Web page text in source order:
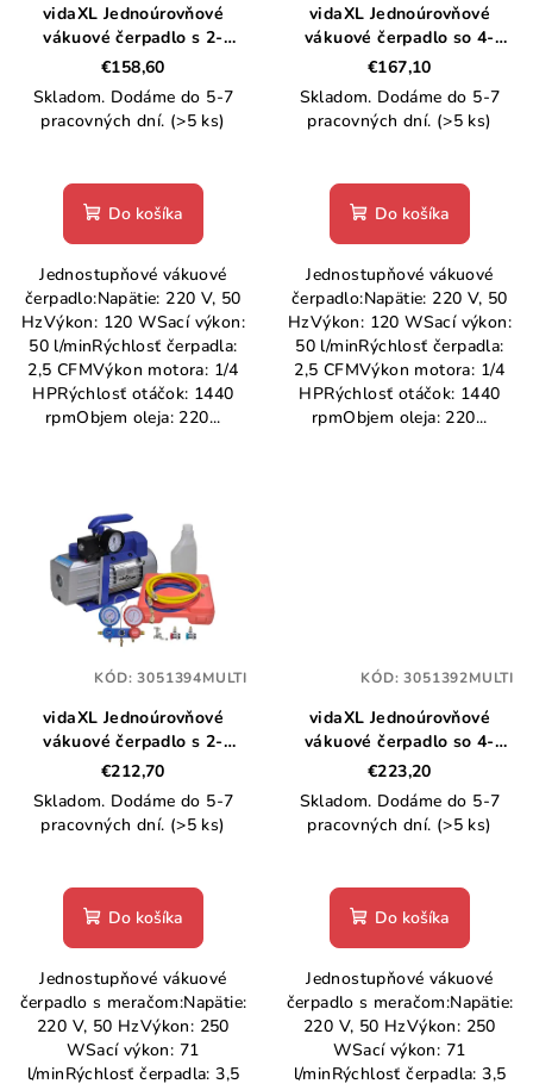
vidaXL Jednoúrovňové
vákuové čerpadlo s 2-
cestným potrubným
meradlom
€158,60
Skladom. Dodáme do 5-7
pracovných dní. (>5 ks)
Do košíka
Jednostupňové vákuové
čerpadlo:Napätie: 220 V, 50
HzVýkon: 120 WSací výkon:
50 l/minRýchlosť čerpadla:
2,5 CFMVýkon motora: 1/4
HPRýchlosť otáčok: 1440
rpmObjem oleja: 220...
vidaXL Jednoúrovňové
vákuové čerpadlo so 4-
cestným potrubným
meradlom
€167,10
Skladom. Dodáme do 5-7
pracovných dní. (>5 ks)
Do košíka
Jednostupňové vákuové
čerpadlo:Napätie: 220 V, 50
HzVýkon: 120 WSací výkon:
50 l/minRýchlosť čerpadla:
2,5 CFMVýkon motora: 1/4
HPRýchlosť otáčok: 1440
rpmObjem oleja: 220...
vidaXL Jednoúrovňové
vákuové čerpadlo s 2-
cestným potrubným
meradlom
€212,70
Skladom. Dodáme do 5-7
pracovných dní. (>5 ks)
Do košíka
Jednostupňové vákuové
čerpadlo s meračom:Napätie:
220 V, 50 HzVýkon: 250
WSací výkon: 71
l/minRýchlosť čerpadla: 3,5
KÓD:3051394MULTI
vidaXL Jednoúrovňové
vákuové čerpadlo so 4-
cestným potrubným
meradlom
€223,20
Skladom. Dodáme do 5-7
pracovných dní. (>5 ks)
Do košíka
Jednostupňové vákuové
čerpadlo s meračom:Napätie:
220 V, 50 HzVýkon: 250
WSací výkon: 71
l/minRýchlosť čerpadla: 3,5
KÓD:3051392MULTI